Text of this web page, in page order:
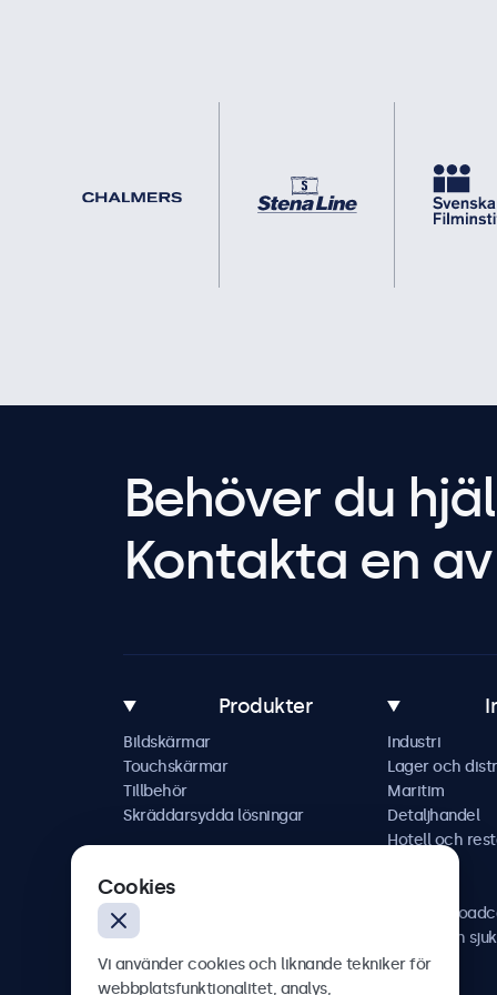
Behöver du
Kontakta en
Produkter
Bildskärmar
Touchskärmar
Tillbehör
Skräddarsydda lösningar
Industri
Lager och
Maritim
Detaljhandel
Hotell och
AV och
Hälso- och
Cookies
Vi använder cookies och liknande tekniker för
webbplatsfunktionalitet, analys,